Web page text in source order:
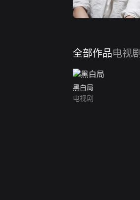
全部作品电视剧
黑白局
电视剧